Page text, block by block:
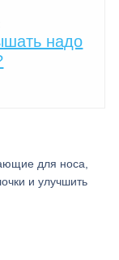
надо
для носа,
и улучшить